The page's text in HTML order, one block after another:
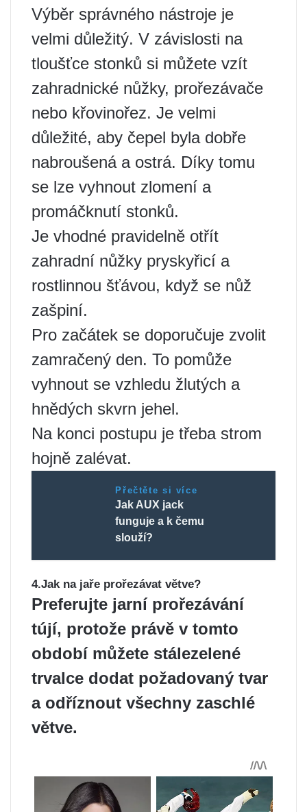
Výběr správného nástroje je
velmi důležitý. V závislosti na
tloušťce stonků si můžete vzít
zahradnické nůžky, prořezávače
nebo křovinořez. Je velmi
důležité, aby čepel byla dobře
nabroušená a ostrá. Díky tomu
se lze vyhnout zlomení a
promáčknutí stonků.
Je vhodné pravidelně otřít
zahradní nůžky pryskyřicí a
rostlinnou šťávou, když se nůž
zašpiní.
Pro začátek se doporučuje zvolit
zamračený den. To pomůže
vyhnout se vzhledu žlutých a
hnědých skvrn jehel.
Na konci postupu je třeba strom
hojně zalévat.
Přečtěte si více
Jak AUX jack
funguje a k čemu
slouží?
4.Jak na jaře prořezávat větve?
Preferujte jarní prořezávání
tújí, protože právě v tomto
období můžete stálezelené
trvalce dodat požadovaný tvar
a odříznout všechny zaschlé
větve.